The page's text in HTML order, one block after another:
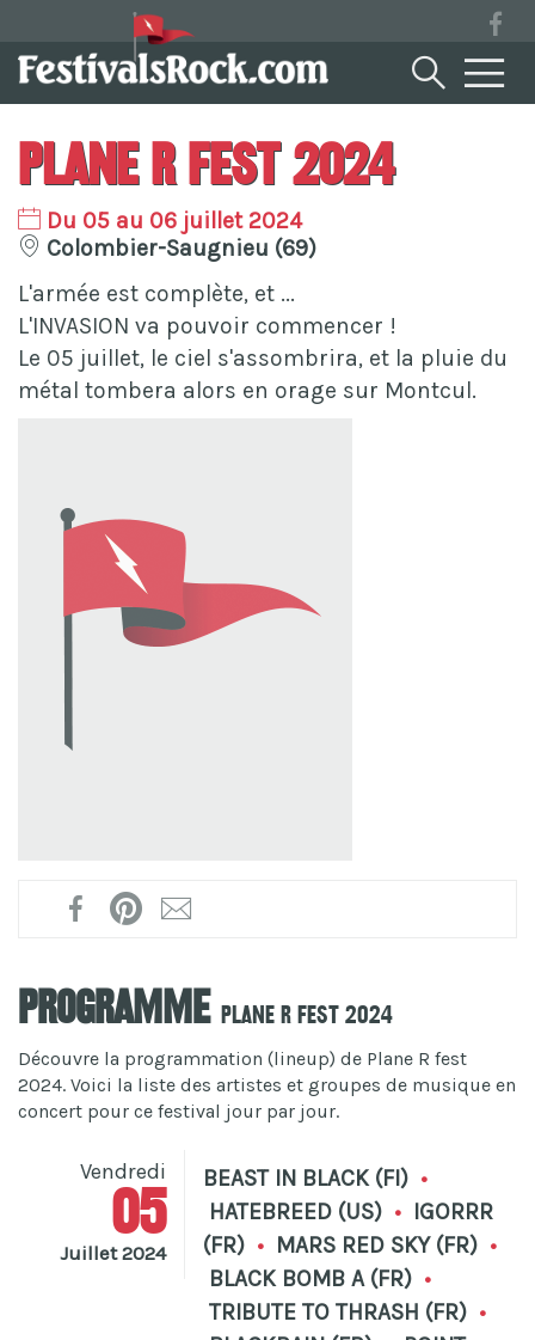
Plane R fest 2024
Du 05 au 06 juillet 2024
Colombier-Saugnieu (69)
L'armée est complète, et ...
L'INVASION va pouvoir commencer !
Le 05 juillet, le ciel s'assombrira, et la pluie du
métal tombera alors en orage sur Montcul.
Programme Plane R fest 2024
Découvre la programmation (lineup) de Plane R fest
2024. Voici la liste des artistes et groupes de musique en
concert pour ce festival jour par jour.
Vendredi
05
Juillet 2024
BEAST IN BLACK (FI) •
HATEBREED (US) • IGORRR
(FR) • MARS RED SKY (FR) •
BLACK BOMB A (FR) •
TRIBUTE TO THRASH (FR) •